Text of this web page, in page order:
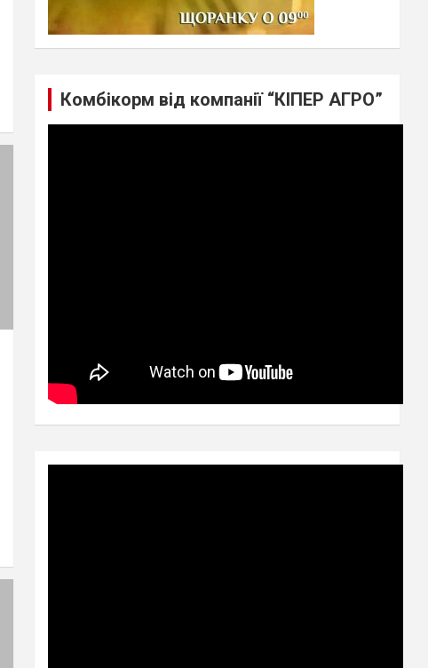
Комбікорм від компанії “КІПЕР АГРО”